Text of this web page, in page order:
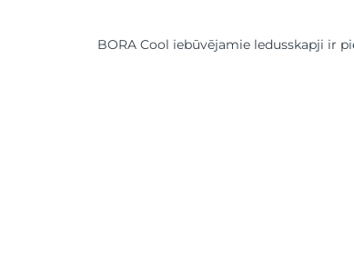
BORA Cool iebūvējamie ledusskapji ir